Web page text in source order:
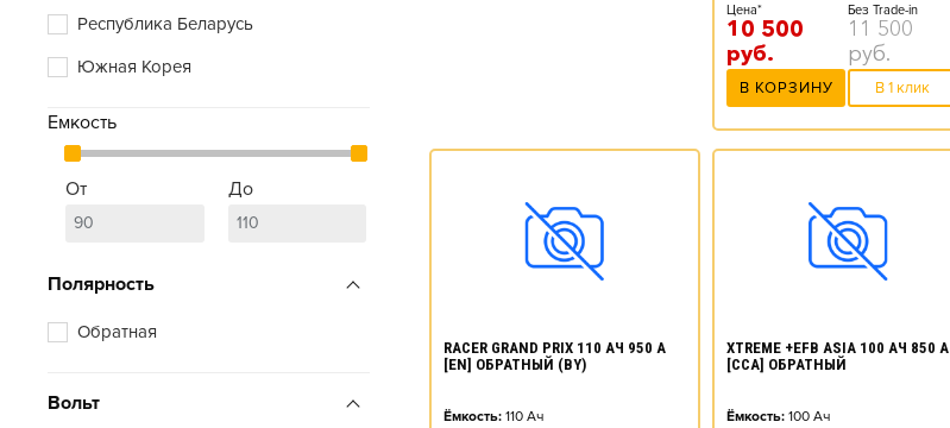
Республика Беларусь
Южная Корея
Емкость
От До
Полярность
Обратная
Вольт
Цена*
10 500
руб.
Без Trade-in
11 500
руб.
В КОРЗИНУ В 1 клик
RACER GRAND PRIX 110 АЧ 950 А
[EN] ОБРАТНЫЙ (BY)
Ёмкость: 110 Ач
XTREME +EFB ASIA 100 АЧ 850 А
[CCA] ОБРАТНЫЙ
Ёмкость: 100 Ач